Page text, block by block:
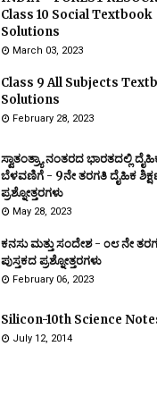
Class 10 Social Textbook
Solutions
March 03, 2023
Class 9 All Subjects
Solutions
February 28, 2023
ಸ್ವಾತಂತ್ರ್ಯಾ ನಂತರದ ಭಾರತದಲ್ಲಿ
ಬೆಳವಣಿಗೆ - 9ನೇ ತರಗತಿ ದೈಹಿಕ
ಪ್ರಶ್ನೋತ್ತರಗಳು
May 28, 2023
ಕನಸು ಮತ್ತು ಸಂದೇಶ - ೦೮ ನೇ
ಪುಸ್ತಕದ ಪ್ರಶ್ನೋತ್ತರಗಳು
February 06, 2023
Silicon-10th Science
July 12, 2014